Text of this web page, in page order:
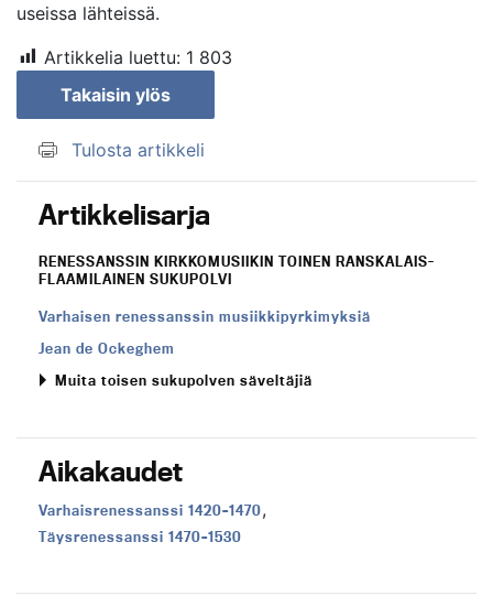
useissa lähteissä.
Artikkelia luettu: 1 803
Takaisin ylös
Tulosta artikkeli
Artikkelisarja
RENESSANSSIN KIRKKOMUSIIKIN TOINEN RANSKALAIS-
FLAAMILAINEN SUKUPOLVI
Varhaisen renessanssin musiikkipyrkimyksiä
Jean de Ockeghem
Muita toisen sukupolven säveltäjiä
Aikakaudet
Aikakausi:
Varhaisrenessanssi 1420–1470,
Aikakausi:
Täysrenessanssi 1470–1530